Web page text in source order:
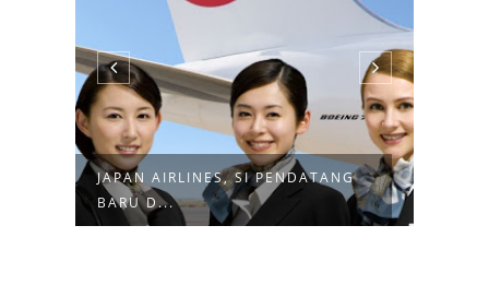
JAPAN AIRLINES, SI PENDATANG
BARU D...